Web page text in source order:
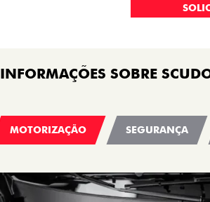
INFORMAÇÕES SOBRE
MOTORIZAÇÃO SEGURANÇA